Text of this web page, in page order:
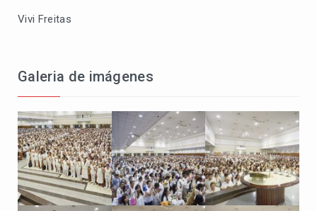
Vivi Freitas
Galeria de imágenes